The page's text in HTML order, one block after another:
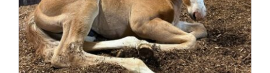
Hun kom ind med en spand
hestestrøelse og sagde: ”Kan vi lave
det her, bare bedre”
Nyheder